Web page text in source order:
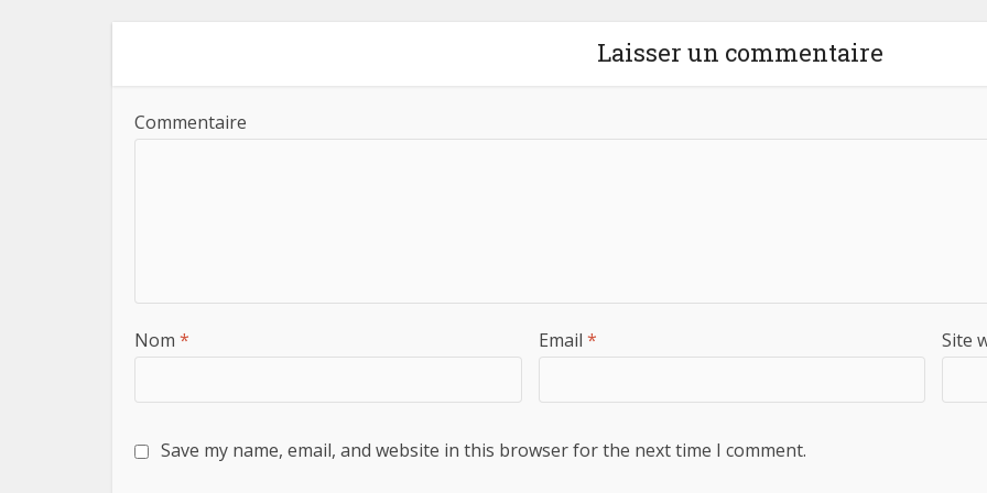
Laisser un commentaire
Commentaire
Nom * Email * Site
Save my name, email, and website in this browser for the next time I comment.